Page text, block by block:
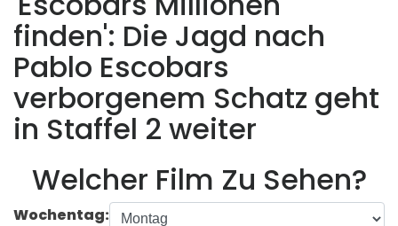
finden': Die Jagd nach
Pablo Escobars
verborgenem Schatz geht
in Staffel 2 weiter
Welcher Film Zu Sehen?
Wochentag: